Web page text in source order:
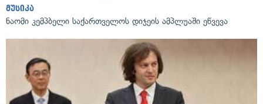
მუსიკა
ნაომი კემპბელი საქართველოს დიჯეის ამპლუაში ეწვევა